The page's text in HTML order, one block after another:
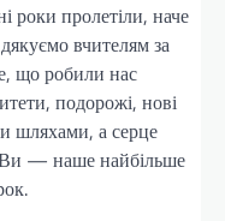
роки пролетіли, наче
вчителям за
що робили нас
подорожі, нові
шляхами, а серце
Ви — наше найбільше